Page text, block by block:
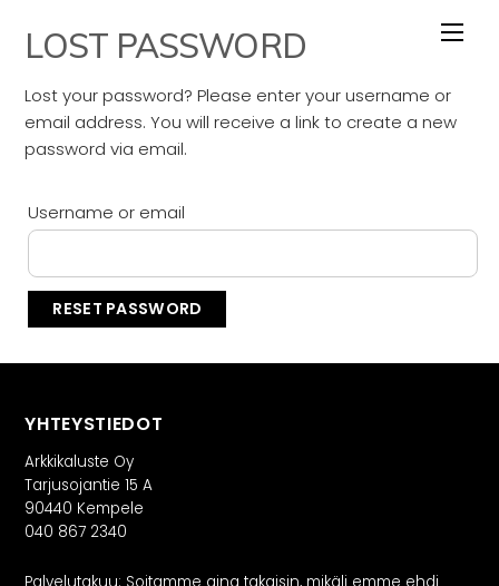
contentLOST PASSWORD
Lost your password? Please enter your username or
email address. You will receive a link to create a new
password via email.
Username or email
RESET PASSWORD
YHTEYSTIEDOT
Arkkikaluste Oy
Tarjusojantie 15 A
90440 Kempele
040 867 2340